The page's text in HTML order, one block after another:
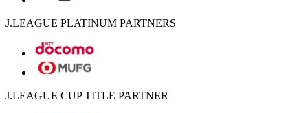
J.LEAGUE PLATINUM PARTNERS
J.LEAGUE CUP TITLE PARTNER